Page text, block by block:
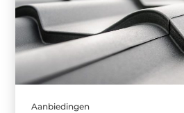
Aanbiedingen